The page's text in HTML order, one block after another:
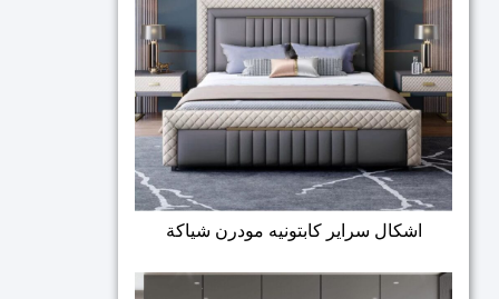
اشكال سراير كابتونيه مودرن شياكة